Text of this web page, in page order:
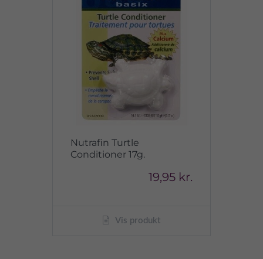
Nutrafin Turtle
Conditioner 17g.
19,95 kr.
Vis produkt